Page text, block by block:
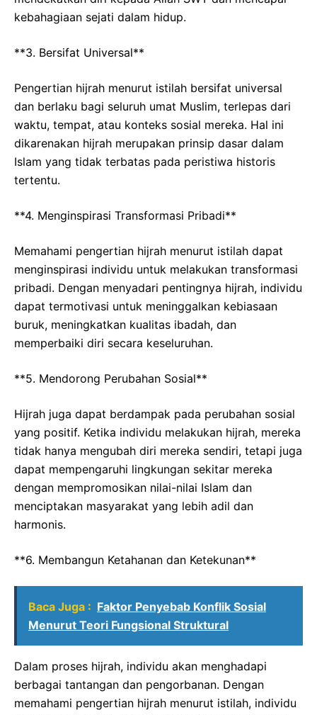
kebahagiaan sejati dalam hidup.
**3. Bersifat Universal**
Pengertian hijrah menurut istilah bersifat universal
dan berlaku bagi seluruh umat Muslim, terlepas dari
waktu, tempat, atau konteks sosial mereka. Hal ini
dikarenakan hijrah merupakan prinsip dasar dalam
Islam yang tidak terbatas pada peristiwa historis
tertentu.
**4. Menginspirasi Transformasi Pribadi**
Memahami pengertian hijrah menurut istilah dapat
menginspirasi individu untuk melakukan transformasi
pribadi. Dengan menyadari pentingnya hijrah, individu
dapat termotivasi untuk meninggalkan kebiasaan
buruk, meningkatkan kualitas ibadah, dan
memperbaiki diri secara keseluruhan.
**5. Mendorong Perubahan Sosial**
Hijrah juga dapat berdampak pada perubahan sosial
yang positif. Ketika individu melakukan hijrah, mereka
tidak hanya mengubah diri mereka sendiri, tetapi juga
dapat mempengaruhi lingkungan sekitar mereka
dengan mempromosikan nilai-nilai Islam dan
menciptakan masyarakat yang lebih adil dan
harmonis.
**6. Membangun Ketahanan dan Ketekunan**
Baca Juga : Faktor Penyebab Konflik Sosial
Menurut Teori Fungsional Struktural
Dalam proses hijrah, individu akan menghadapi
berbagai tantangan dan pengorbanan. Dengan
memahami pengertian hijrah menurut istilah, individu